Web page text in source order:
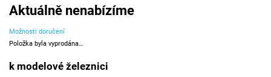
Měrná
cena:
Aktuálně nenabízíme
Možnosti doručení
Položka byla vyprodána…
k modelové železnici